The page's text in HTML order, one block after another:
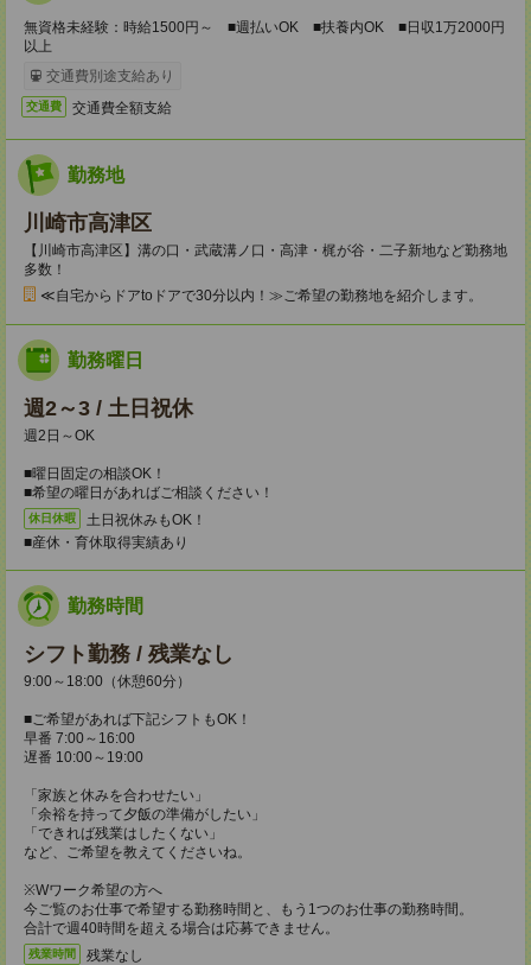
無資格未経験：時給1500円～ ■週払いOK ■扶養内OK ■日収1万2000円
以上
交通費別途支給あり
交通費 交通費全額支給
勤務地
川崎市高津区
【川崎市高津区】溝の口・武蔵溝ノ口・高津・梶が谷・二子新地など勤務地
多数！
≪自宅からドアtoドアで30分以内！≫ご希望の勤務地を紹介します。
勤務曜日
週2～3 / 土日祝休
週2日～OK
■曜日固定の相談OK！
■希望の曜日があればご相談ください！
休日休暇
土日祝休みもOK！
■産休・育休取得実績あり
勤務時間
シフト勤務 / 残業なし
9:00～18:00（休憩60分）
■ご希望があれば下記シフトもOK！
早番 7:00～16:00
遅番 10:00～19:00
「家族と休みを合わせたい」
「余裕を持って夕飯の準備がしたい」
「できれば残業はしたくない」
など、ご希望を教えてくださいね。
※Wワーク希望の方へ
今ご覧のお仕事で希望する勤務時間と、もう1つのお仕事の勤務時間。
合計で週40時間を超える場合は応募できません。
残業時間 残業なし